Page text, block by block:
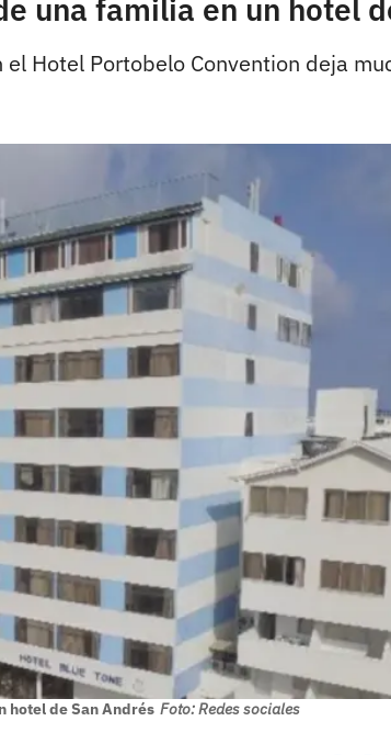
una familia en un hotel
Hotel Portobelo Convention deja
hotel de San Andrés Foto: Redes sociales